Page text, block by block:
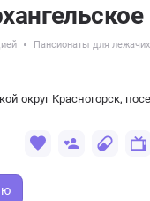
Пансионаты для
округ Красногорск,